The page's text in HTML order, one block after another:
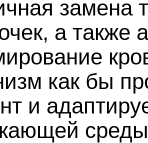
замена
а также
как бы
и